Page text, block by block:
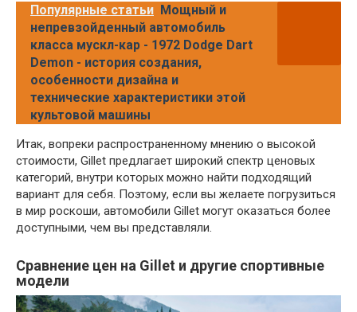
Популярные статьи Мощный и
непревзойденный автомобиль
класса мускл-кар - 1972 Dodge Dart
Demon - история создания,
особенности дизайна и
технические характеристики этой
культовой машины
Итак, вопреки распространенному мнению о высокой
стоимости, Gillet предлагает широкий спектр ценовых
категорий, внутри которых можно найти подходящий
вариант для себя. Поэтому, если вы желаете погрузиться
в мир роскоши, автомобили Gillet могут оказаться более
доступными, чем вы представляли.
Сравнение цен на Gillet и другие спортивные
модели